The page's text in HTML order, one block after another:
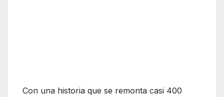
Con una historia que se remonta casi 400